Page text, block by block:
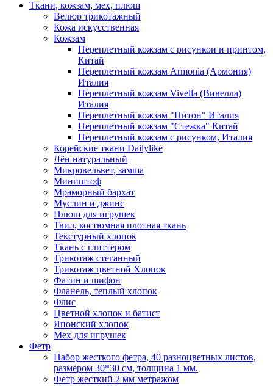
Ткани, кожзам, мех, плюш
Велюр трикотажный
Кожа искусственная
Кожзам
Переплетный кожзам с рисункои и принтом,
Китай
Переплетный кожзам Armonia (Армония)
Италия
Переплетный кожзам Vivella (Вивелла)
Италия
Переплетный кожзам "Питон" Италия
Переплетный кожзам "Стежка" Китай
Переплетный кожзам с рисунком, Италия
Корейские ткани Dailylike
Лён натуральный
Микровельвет, замша
Миништоф
Мраморный бархат
Муслин и джинс
Плюш для игрушек
Твил, костюмная плотная ткань
Текстурный хлопок
Ткань с глиттером
Трикотаж стеганный
Трикотаж цветной Хлопок
Фатин и шифон
Фланель, теплый хлопок
Флис
Цветной хлопок и батист
Японский хлопок
Мех для игрушек
Фетр
Набор жесткого фетра, 40 разноцветных листов,
размером 30*30 см, толщина 1 мм.
Фетр жесткий 2 мм метражом